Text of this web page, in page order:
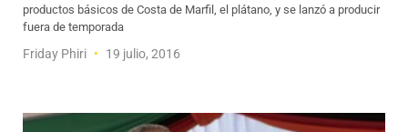
productos básicos de Costa de Marfil, el plátano, y se lanzó a producir
fuera de temporada
Friday Phiri 19 julio, 2016